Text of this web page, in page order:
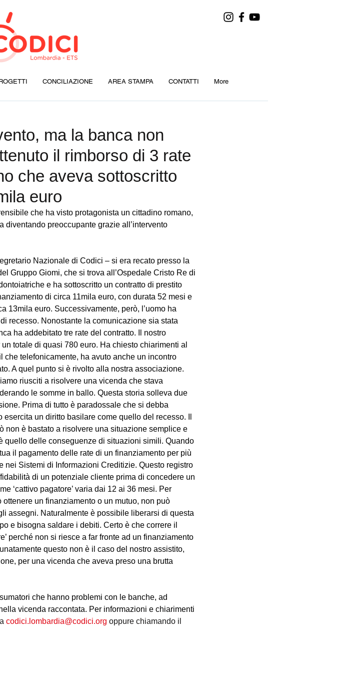
CONCILIAZIONE AREA STAMPA CONTATTI More
ma la banca non
il rimborso di 3 rate
che aveva sottoscritto
euro
che ha visto protagonista un cittadino romano,
preoccupante grazie all’intervento
Nazionale di Codici – si era recato presso la
Gruppo Giomi, che si trova all’Ospedale Cristo Re di
e ha sottoscritto un contratto di prestito
di circa 11mila euro, con durata 52 mesi e
13mila euro. Successivamente, però, l’uomo ha
recesso. Nonostante la comunicazione sia stata
ha addebitato tre rate del contratto. Il nostro
totale di quasi 780 euro. Ha chiesto chiarimenti al
che telefonicamente, ha avuto anche un incontro
A quel punto si è rivolto alla nostra associazione.
riusciti a risolvere una vicenda che stava
le somme in ballo. Questa storia solleva due
Prima di tutto è paradossale che si debba
un diritto basilare come quello del recesso. Il
non è bastato a risolvere una situazione semplice e
quello delle conseguenze di situazioni simili. Quando
il pagamento delle rate di un finanziamento per più
nei Sistemi di Informazioni Creditizie. Questo registro
di un potenziale cliente prima di concedere un
‘cattivo pagatore’ varia dai 12 ai 36 mesi. Per
un finanziamento o un mutuo, non può
assegni. Naturalmente è possibile liberarsi di questa
e bisogna saldare i debiti. Certo è che correre il
perché non si riesce a far fronte ad un finanziamento
questo non è il caso del nostro assistito,
per una vicenda che aveva preso una brutta
che hanno problemi con le banche, ad
vicenda raccontata. Per informazioni e chiarimenti
codici.lombardia@codici.org oppure chiamando il